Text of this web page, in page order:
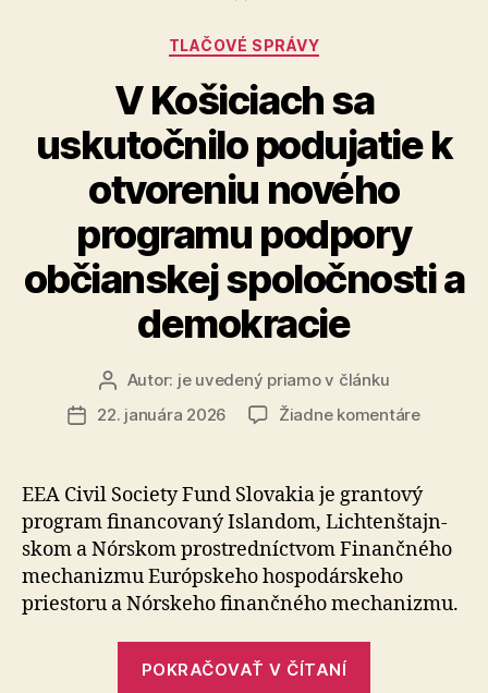
granty
podporu
organizácií
spoločnosti“
Kategórie
TLAČOVÉ SPRÁVY
V Košiciach sa
uskutočnilo podujatie k
otvoreniu nového
programu podpory
občianskej spoločnosti a
demokracie
Autor
článku
Autor: je uvedený priamo v článku
Dátum
22. januára 2026 Žiadne komentárena
sa
k
nového
EEA Civil Society Fund Slovakia je grantový
program fi­nan­co­va­ný Islandom, Lich­ten­štajn­
skom a Nórskom pro­stred­níc­tvom Finančného
mechanizmu Európskeho hos­po­dár­ske­ho
priestoru a Nórskeho finančného me­cha­niz­mu.
POKRAČOVAŤ V ČÍTANÍ